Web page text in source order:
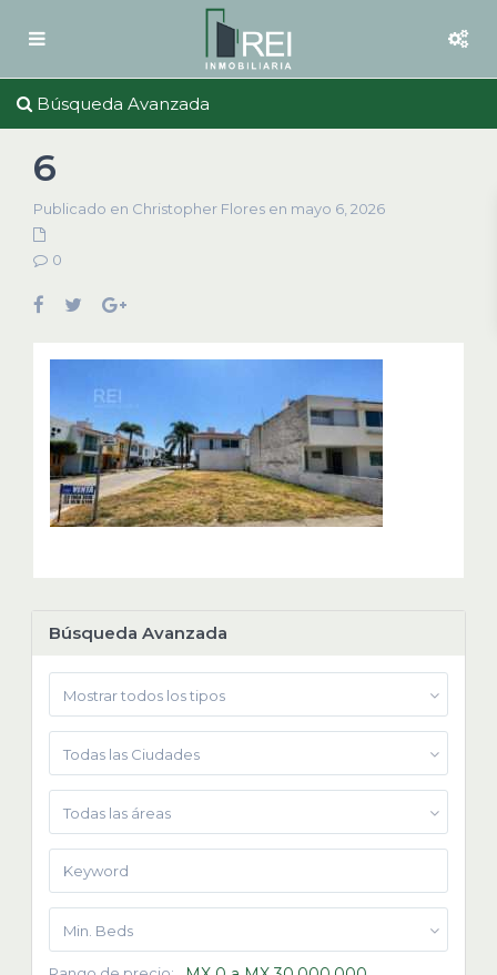
Búsqueda Avanzada
6
Publicado en Christopher Flores en mayo 6, 2026
0
Búsqueda Avanzada
Mostrar todos los tipos
Todas las Ciudades
Todas las áreas
Min. Beds